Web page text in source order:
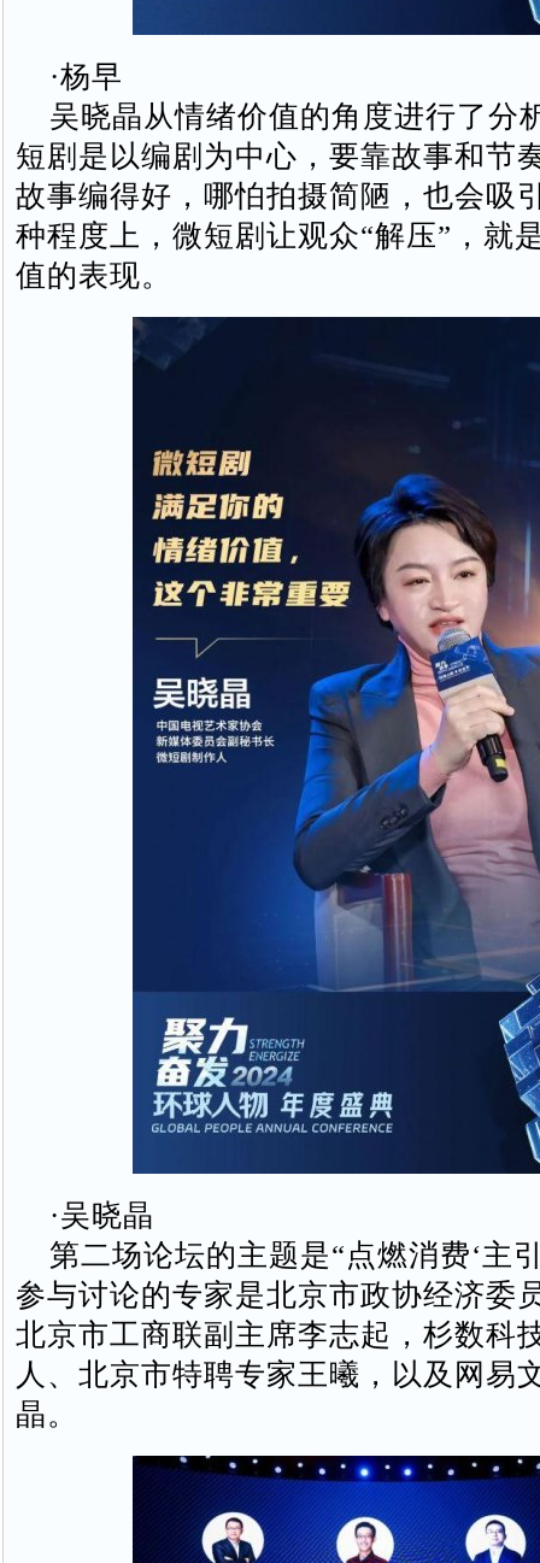
·杨早
吴晓晶从情绪价值的角度进行了分
短剧是以编剧为中心，要靠故事和节
故事编得好，哪怕拍摄简陋，也会吸
种程度上，微短剧让观众“解压”，就
值的表现。
·吴晓晶
第二场论坛的主题是“点燃消费‘主
参与讨论的专家是北京市政协经济委
北京市工商联副主席李志起，杉数科
人、北京市特聘专家王曦，以及网易
晶。